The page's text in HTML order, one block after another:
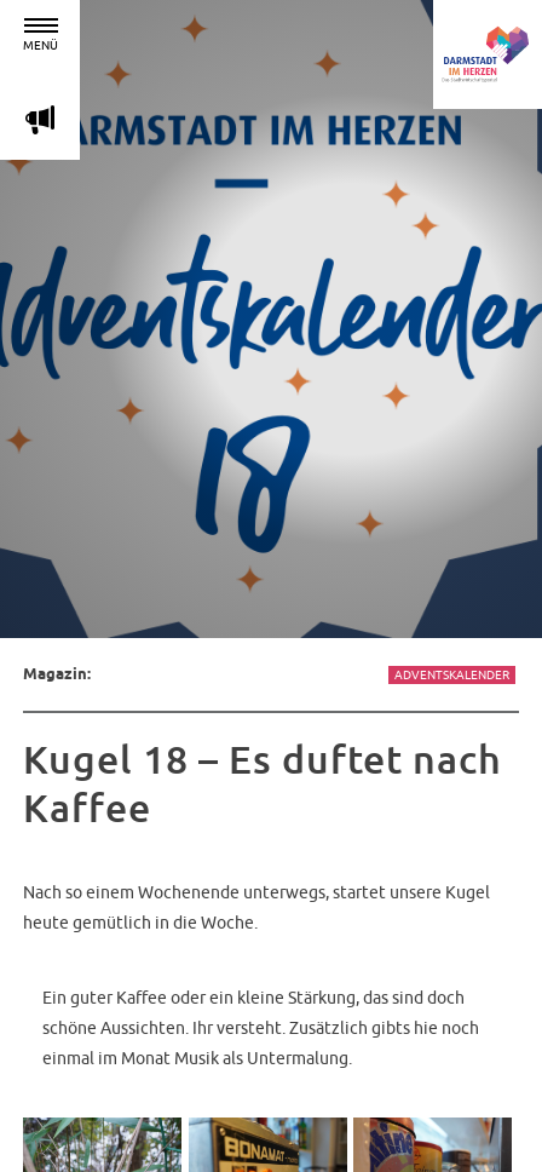
MENÜ
m
Magazin: ADVENTSKALENDER
Kugel 18 – Es duftet nach
Kaffee
Nach so einem Wochenende unterwegs, startet unsere Kugel
heute gemütlich in die Woche.
Ein guter Kaffee oder ein kleine Stärkung, das sind doch
schöne Aussichten. Ihr versteht. Zusätzlich gibts hie noch
einmal im Monat Musik als Untermalung.